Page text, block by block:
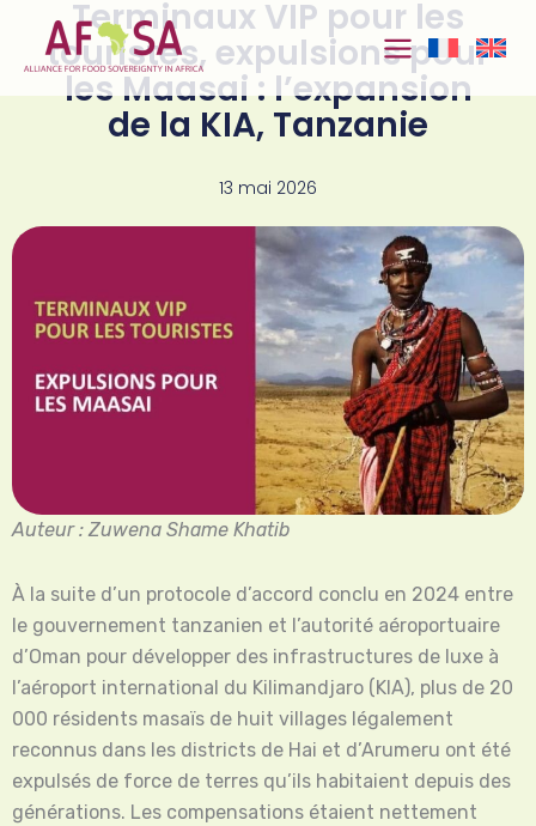
contenuTerminaux VIP pour les
touristes, expulsions pour
les Maasai : l’expansion
de la KIA, Tanzanie
13 mai 2026
Auteur : Zuwena Shame Khatib
À la suite d’un protocole d’accord conclu en 2024 entre
le gouvernement tanzanien et l’autorité aéroportuaire
d’Oman pour développer des infrastructures de luxe à
l’aéroport international du Kilimandjaro (KIA), plus de 20
000 résidents masaïs de huit villages légalement
reconnus dans les districts de Hai et d’Arumeru ont été
expulsés de force de terres qu’ils habitaient depuis des
générations. Les compensations étaient nettement